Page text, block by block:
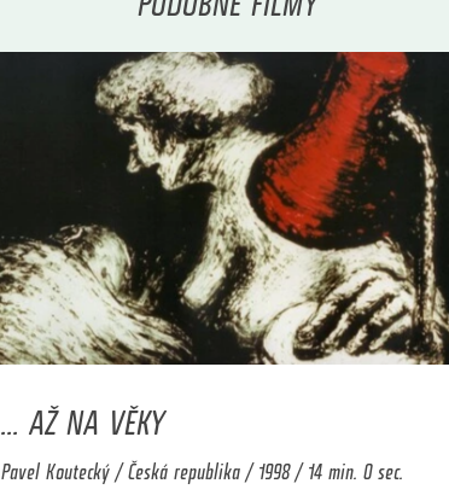
... AŽ NA VĚKY
Pavel Koutecký / Česká republika / 1998 / 14 min. 0 sec.